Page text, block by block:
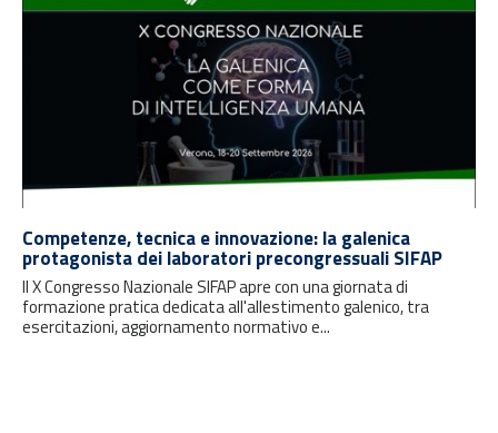
Competenze, tecnica e innovazione: la galenica
protagonista dei laboratori precongressuali SIFAP
Il X Congresso Nazionale SIFAP apre con una giornata di
formazione pratica dedicata all'allestimento galenico, tra
esercitazioni, aggiornamento normativo e...